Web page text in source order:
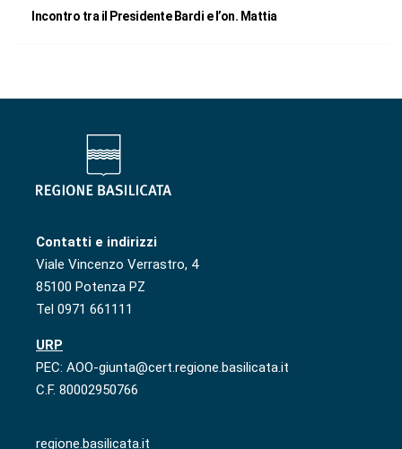
Incontro tra il Presidente Bardi e l’on. Mattia
Contatti e indirizzi
Viale Vincenzo Verrastro, 4
85100 Potenza PZ
Tel 0971 661111
URP
PEC: AOO-giunta@cert.regione.basilicata.it
C.F. 80002950766
regione.basilicata.it